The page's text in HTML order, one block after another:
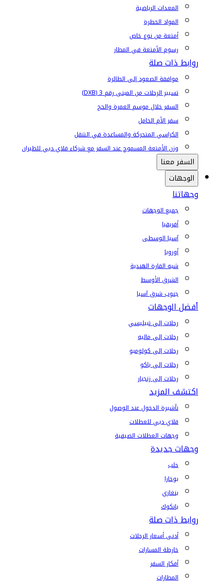
المعدات الرياضية
المواد الخطرة
أمتعة من نوع خاص
رسوم الأمتعة في المطار
روابط ذات صلة
موافقة الصعود إلى الطائرة
تسيير الرحلات من المبنى رقم 3 (DXB)
السفر خلال موسم العمرة والحج
سفر الأم الحامل
الكراسي المتحركة والمساعدة في التنقل
وزن الأمتعة المسموح عند السفر مع شركاء فلاي دبي للطيران
السفر معنا
الوجهات
وجهاتنا
جميع الوجهات
أفريقيا
آسيا الوسطى
أوروبا
شبه القارة الهندية
الشرق الأوسط
جنوب شرق آسيا
أفضل الوجهات
رحلات إلى تبيليسي
رحلات إلى ماليه
رحلات إلى كولومبو
رحلات إلى باكو
رحلات إلى زنجبار
اكتشف المزيد
تأشيرة الدخول عند الوصول
فلاي دبي للعطلات
وجهات العطلات الصيفية
وجهات جديدة
حلب
بوخارا
بنغازي
بانكوك
روابط ذات صلة
أدنى أسعار الرحلات
خارطة المسارات
أفكار السفر
المطارات